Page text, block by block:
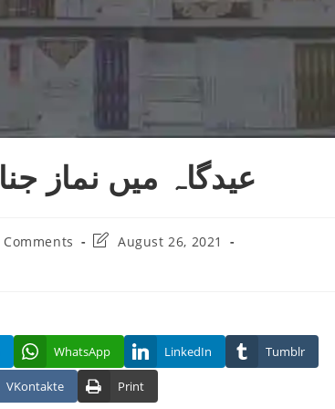
عیدگاہ میں نماز
Comments
PostAugust 26, 2021
WhatsApp LinkedIn Tumblr
VKontakte Print